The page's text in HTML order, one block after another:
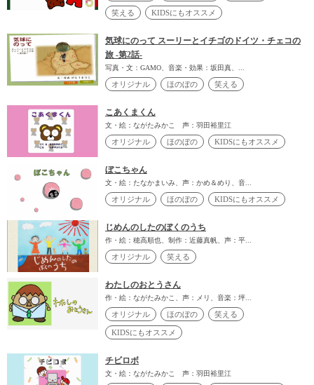
笑える KIDSにもオススメ
気球にのって スーリーとイチゴのドイツ・チェコの
旅 -第2話-
写真・文：GAMO、音楽・効果：坂田真、...
オリジナル ほのぼの 笑える
こあくまくん
文・絵：ながたみかこ 声：羽田裕里江
オリジナル ほのぼの KIDSにもオススメ
ぼこちゃん
文・絵：たなかまいみ、声：かめ＆めり、音...
オリジナル ほのぼの KIDSにもオススメ
じめんのしたのぼくのうち
作・絵：穂高順也、制作：近藤真帆、声：平...
オリジナル 笑える
わたしのおとうさん
作・絵：ながたみかこ、声：メリ、音楽：坪...
オリジナル ほのぼの 笑える
KIDSにもオススメ
チビロボ
文・絵：ながたみかこ 声：羽田裕里江